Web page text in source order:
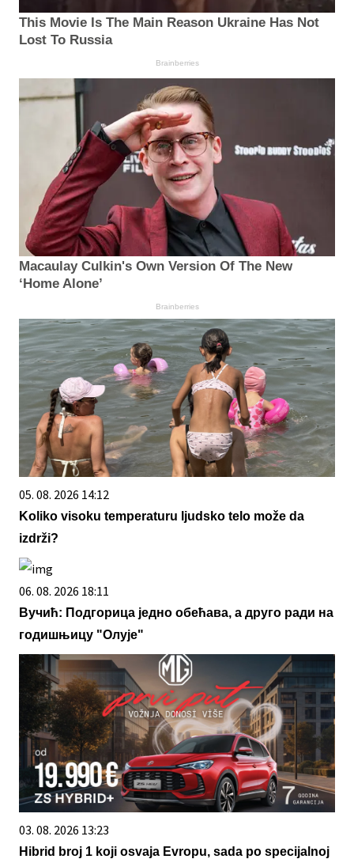
This Movie Is The Main Reason Ukraine Has Not
Lost To Russia
Brainberries
Macaulay Culkin's Own Version Of The New
‘Home Alone’
Brainberries
05. 08. 2026 14:12
Koliko visoku temperaturu ljudsko telo može da
izdrži?
06. 08. 2026 18:11
Вучић: Подгорица једно обећава, а друго ради на
годишњицу "Олује"
03. 08. 2026 13:23
Hibrid broj 1 koji osvaja Evropu, sada po specijalnoj